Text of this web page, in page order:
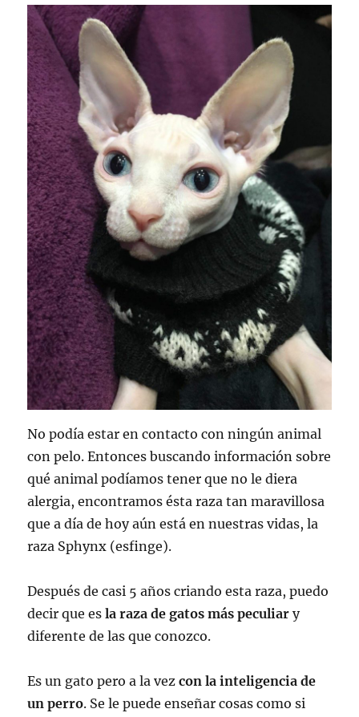
No podía estar en contacto con ningún animal
con pelo. Entonces buscando información sobre
qué animal podíamos tener que no le diera
alergia, encontramos ésta raza tan maravillosa
que a día de hoy aún está en nuestras vidas, la
raza Sphynx (esfinge).
Después de casi 5 años criando esta raza, puedo
decir que esla raza de gatos más peculiar y
diferente de las que conozco.
Es un gato pero a la vezcon la inteligencia de
un perro. Se le puede enseñar cosas como si